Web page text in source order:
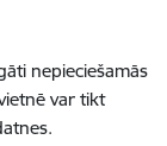
nepieciešamās
var tikt